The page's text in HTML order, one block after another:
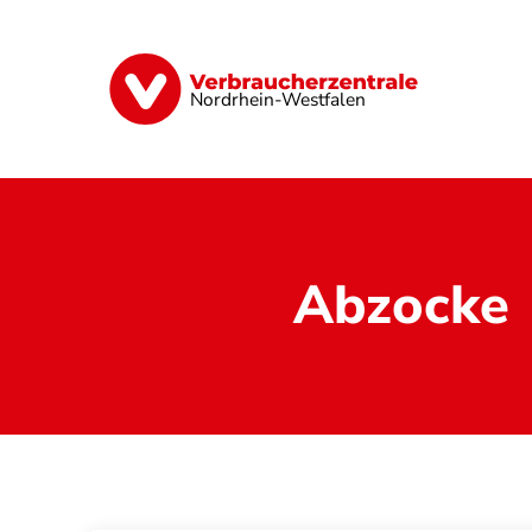
Nordrhein-Westfalen
Finanzen Digitales Lebensmittel
Abzocke